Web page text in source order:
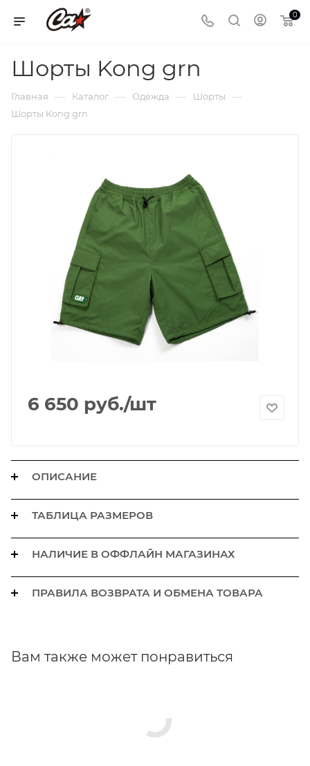
0
Шорты Kong grn
Главная — Каталог — Одежда — Шорты —
Шорты Kong grn
6 650 руб./шт
ОПИСАНИЕ
ТАБЛИЦА РАЗМЕРОВ
НАЛИЧИЕ В ОФФЛАЙН МАГАЗИНАХ
ПРАВИЛА ВОЗВРАТА И ОБМЕНА ТОВАРА
Вам также может понравиться